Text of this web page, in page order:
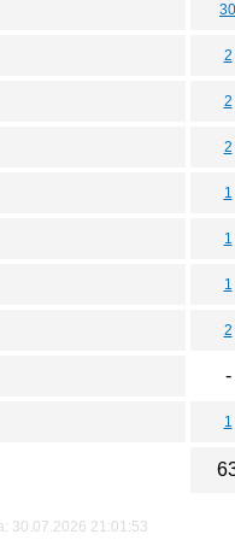
30
2
2
2
1
1
1
2
-
1
30.07.2026 21:01:53